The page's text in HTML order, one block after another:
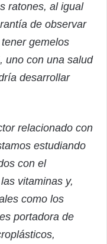
ratones, al igual
de observar
gemelos
uno con una salud
desarrollar
relacionado con
estudiando
con el
vitaminas y,
como los
portadora de